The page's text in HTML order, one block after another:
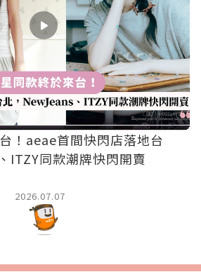
！aeae首間快閃店落地台
ITZY同款潮牌快閃開賣
2026.07.07